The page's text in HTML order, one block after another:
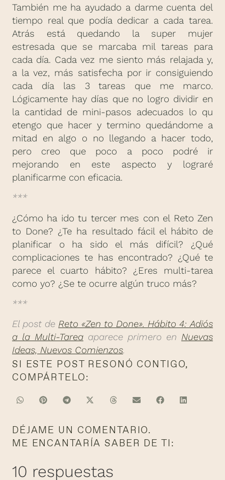
También me ha ayudado a darme cuenta del
tiempo real que podía dedicar a cada tarea.
Atrás está quedando la super mujer
estresada que se marcaba mil tareas para
cada día. Cada vez me siento más relajada y,
a la vez, más satisfecha por ir consiguiendo
cada día las 3 tareas que me marco.
Lógicamente hay días que no logro dividir en
la cantidad de mini-pasos adecuados lo qu
etengo que hacer y termino quedándome a
mitad en algo o no llegando a hacer todo,
pero creo que poco a poco podré ir
mejorando en este aspecto y lograré
planificarme con eficacia.
***
¿Cómo ha ido tu tercer mes con el Reto Zen
to Done? ¿Te ha resultado fácil el hábito de
planificar o ha sido el más difícil? ¿Qué
complicaciones te has encontrado? ¿Qué te
parece el cuarto hábito? ¿Eres multi-tarea
como yo? ¿Se te ocurre algún truco más?
***
El post de Reto «Zen to Done». Hábito 4: Adiós
a la Multi-Tarea aparece primero en Nuevas
Ideas, Nuevos Comienzos.
SI ESTE POST RESONÓ CONTIGO,
COMPÁRTELO:
DÉJAME UN COMENTARIO.
ME ENCANTARÍA SABER DE TI:
10 respuestas